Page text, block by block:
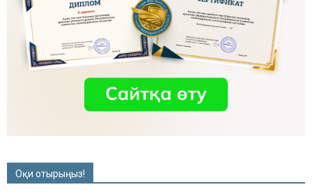
Оқи отырыңыз!